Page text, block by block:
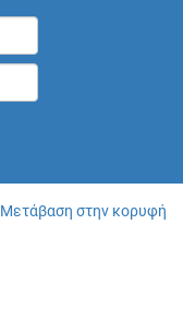
Μετάβαση στην κορυφή